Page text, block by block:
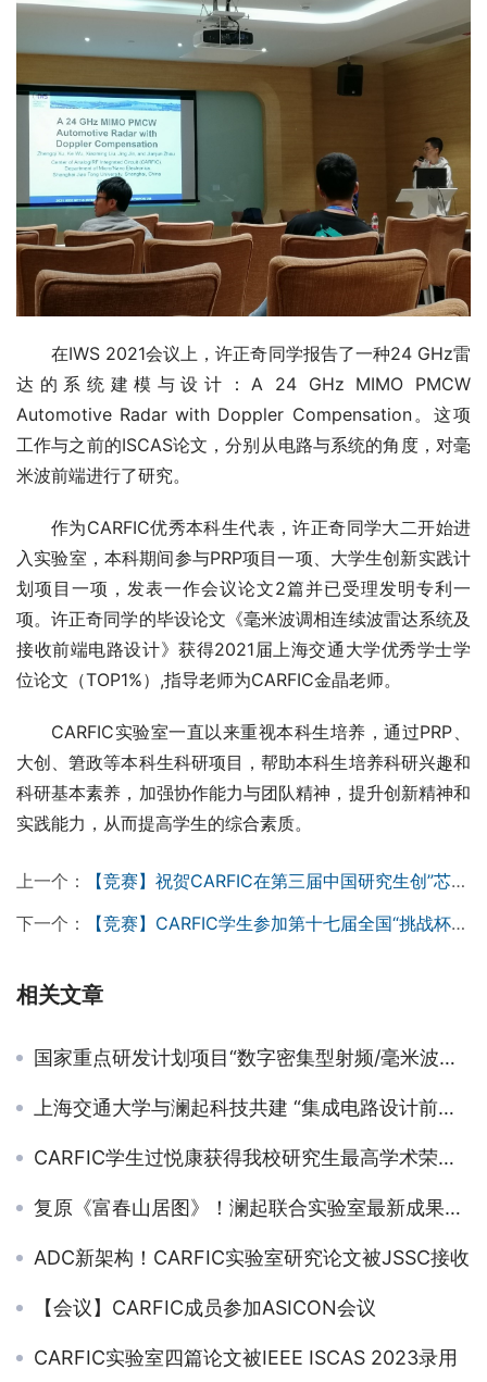
在IWS 2021会议上，许正奇同学报告了一种24 GHz雷
达的系统建模与设计：A 24 GHz MIMO PMCW
Automotive Radar with Doppler Compensation。这项
工作与之前的ISCAS论文，分别从电路与系统的角度，对毫
米波前端进行了研究。
作为CARFIC优秀本科生代表，许正奇同学大二开始进
入实验室，本科期间参与PRP项目一项、大学生创新实践计
划项目一项，发表一作会议论文2篇并已受理发明专利一
项。许正奇同学的毕设论文《毫米波调相连续波雷达系统及
接收前端电路设计》获得2021届上海交通大学优秀学士学
位论文（TOP1%）,指导老师为CARFIC金晶老师。
CARFIC实验室一直以来重视本科生培养，通过PRP、
大创、䇹政等本科生科研项目，帮助本科生培养科研兴趣和
科研基本素养，加强协作能力与团队精神，提升创新精神和
实践能力，从而提高学生的综合素质。
上一个：
【竞赛】祝贺CARFIC在第三届中国研究生创”芯“大赛中获奖及往期回顾
下一个：
【竞赛】CARFIC学生参加第十七届全国“挑战杯”决赛
相关文章
国家重点研发计划项目“数字密集型射频/毫米波集成电路技术”项目启动暨实施方案论证会召开
上海交通大学与澜起科技共建 “集成电路设计前沿技术联合实验室”——CARFIC周健军教授任实验室主任
CARFIC学生过悦康获得我校研究生最高学术荣誉”学术之星“
复原《富春山居图》！澜起联合实验室最新成果——针对中国山水画的修复模型
ADC新架构！CARFIC实验室研究论文被JSSC接收
【会议】CARFIC成员参加ASICON会议
CARFIC实验室四篇论文被IEEE ISCAS 2023录用